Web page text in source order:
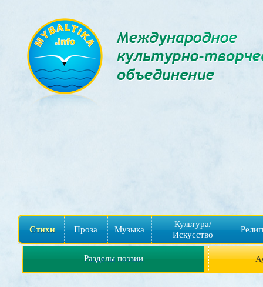
Стихи Проза Музыка
Культура/
Искусство
Разделы поэзии